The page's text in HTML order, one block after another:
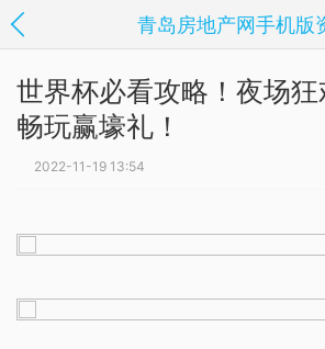
青岛房地产网手机版
世界杯必看攻略！夜场狂
畅玩赢壕礼！
2022-11-19 13:54